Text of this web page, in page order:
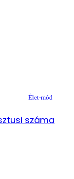
Élet-mód
száma